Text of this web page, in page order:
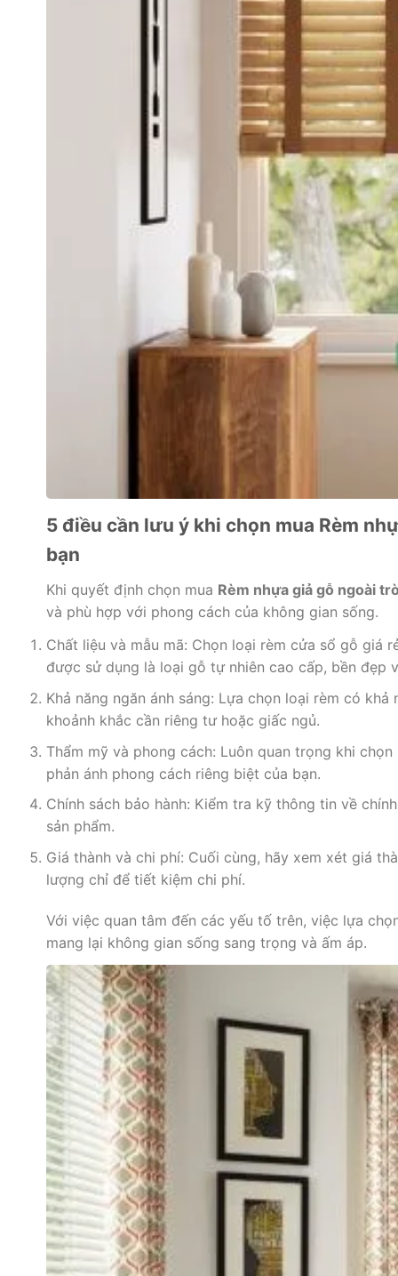
5 điều cần lưu ý khi chọn mua Rèm
bạn
Khi quyết định chọn mua Rèm nhựa giả gỗ ngoài
và phù hợp với phong cách của không gian sống.
Chất liệu và mẫu mã: Chọn loại rèm cửa sổ gỗ giá
được sử dụng là loại gỗ tự nhiên cao cấp, bền đẹp
Khả năng ngăn ánh sáng: Lựa chọn loại rèm có
khoảnh khắc cần riêng tư hoặc giấc ngủ.
Thẩm mỹ và phong cách: Luôn quan trọng khi
phản ánh phong cách riêng biệt của bạn.
Chính sách bảo hành: Kiểm tra kỹ thông tin về
sản phẩm.
Giá thành và chi phí: Cuối cùng, hãy xem xét giá
lượng chỉ để tiết kiệm chi phí.
Với việc quan tâm đến các yếu tố trên, việc lựa
mang lại không gian sống sang trọng và ấm áp.